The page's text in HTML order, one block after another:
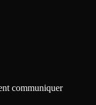
communiquer